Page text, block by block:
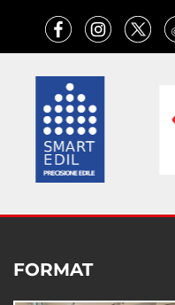
FORMAT